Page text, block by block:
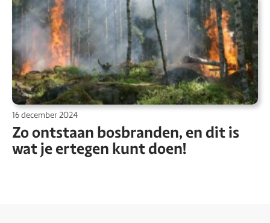
16 december 2024
Zo ontstaan bosbranden, en dit is
wat je ertegen kunt doen!